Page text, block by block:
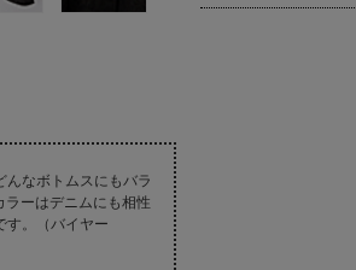
なボトムスにもバラ
ーはデニムにも相性
す。（バイヤー